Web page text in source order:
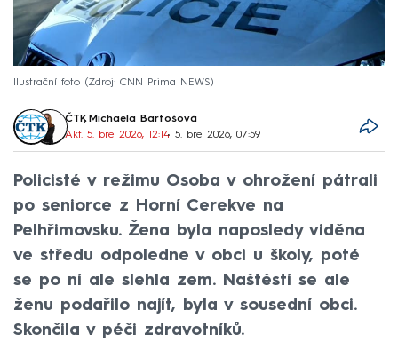
Ilustrační foto Zdroj: CNN Prima NEWS
ČTK, Michaela Bartošová
Akt. 5. bře 2026, 12:14• 5. bře 2026, 07:59
Policisté v režimu Osoba v ohrožení pátrali
po seniorce z Horní Cerekve na
Pelhřimovsku. Žena byla naposledy viděna
ve středu odpoledne v obci u školy, poté
se po ní ale slehla zem. Naštěstí se ale
ženu podařilo najít, byla v sousední obci.
Skončila v péči zdravotníků.